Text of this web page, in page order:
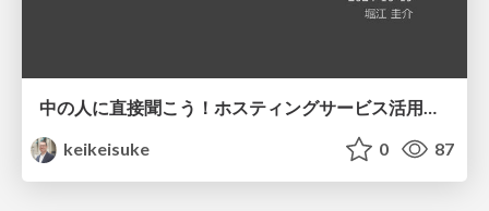
keikeisuke
0 87